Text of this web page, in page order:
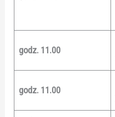
godz. 11.00
godz. 11.00